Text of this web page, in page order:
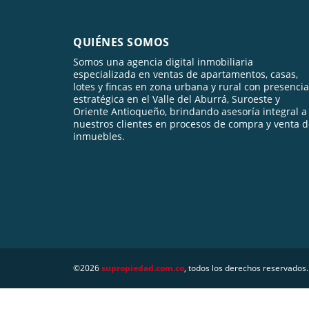
QUIÉNES SOMOS
Somos una agencia digital inmobiliaria
especializada en ventas de apartamentos, casas,
lotes y fincas en zona urbana y rural con presencia
estratégica en el Valle del Aburrá, Suroeste y
Oriente Antioqueño, brindando asesoría integral a
nuestros clientes en procesos de compra y venta
inmuebles.
©2026supropiedad.com.co, todos los derechos reservados.